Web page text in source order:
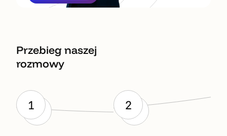
Przebieg naszej
rozmowy
1 2